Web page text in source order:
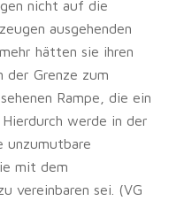
nicht auf die
ausgehenden
hätten sie ihren
der Grenze zum
Rampe, die ein
werde in der
unzumutbare
mit dem
vereinbaren sei. (VG